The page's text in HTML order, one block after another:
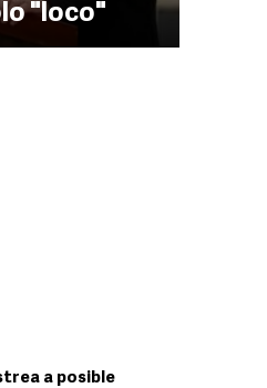
"loco"
a posible